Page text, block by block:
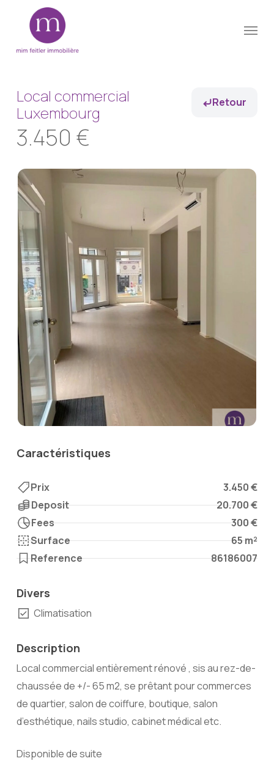
Menu
Local commercial
Luxembourg
3.450 €
Retour
Caractéristiques
Prix
3.450 €
Deposit
20.700 €
Fees
300 €
Surface
65 m²
Reference
86186007
Divers
Climatisation
Description
Local commercial entièrement rénové , sis au rez-de-
chaussée de +/- 65 m2, se prêtant pour commerces
de quartier, salon de coiffure, boutique, salon
d’esthétique, nails studio, cabinet médical etc.
Disponible de suite
Close